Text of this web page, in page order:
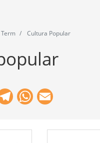
Term Cultura Popular
Telegram
WhatsApp